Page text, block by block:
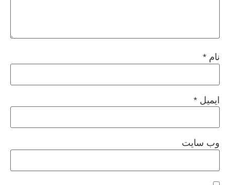
نام *
ایمیل *
وب‌ سایت